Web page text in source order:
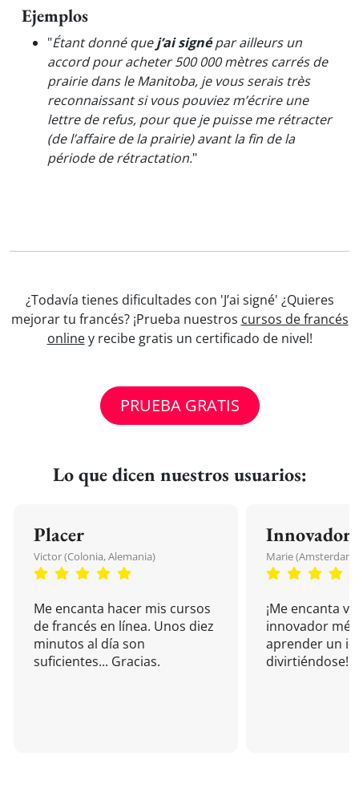
Ejemplos
"Étant donné quej’ai signépar ailleurs un
accord pour acheter 500 000 mètres carrés de
prairie dans le Manitoba, je vous serais très
reconnaissant si vous pouviez m’écrire une
lettre de refus, pour que je puisse me rétracter
(de l’affaire de la prairie) avant la fin de la
période de rétractation."
¿Todavía tienes dificultades con 'J’ai signé' ¿Quieres
mejorar tu francés? ¡Prueba nuestros cursos de francés
onliney recibe gratis un certificado de nivel!
PRUEBA GRATIS
Lo que dicen nuestros usuarios:
Placer
Victor (Colonia, Alemania)
Me encanta hacer mis cursos
de francés en línea. Unos diez
minutos al día son
suficientes... Gracias.
Innovador
Marie (Amsterdam,
¡Me encanta
innovador
aprender un
divirtiéndose!